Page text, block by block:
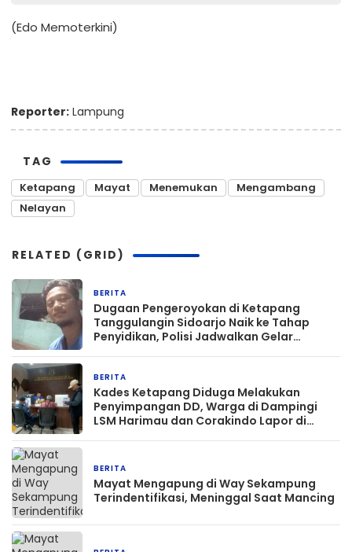
(Edo Memoterkini)
Reporter: Lampung
TAG
Ketapang Mayat Menemukan
Mengambang
Nelayan
RELATED (GRID)
BERITA
Dugaan Pengeroyokan di Ketapang
Tanggulangin Sidoarjo Naik ke Tahap
Penyidikan, Polisi Jadwalkan Gelar
BERITA
Kades Ketapang Diduga Melakukan
Penyimpangan DD, Warga di Dampingi
LSM Harimau dan Corakindo Lapor di
BERITA
Mayat Mengapung di Way Sekampung
Terindentifikasi, Meninggal Saat Mancing